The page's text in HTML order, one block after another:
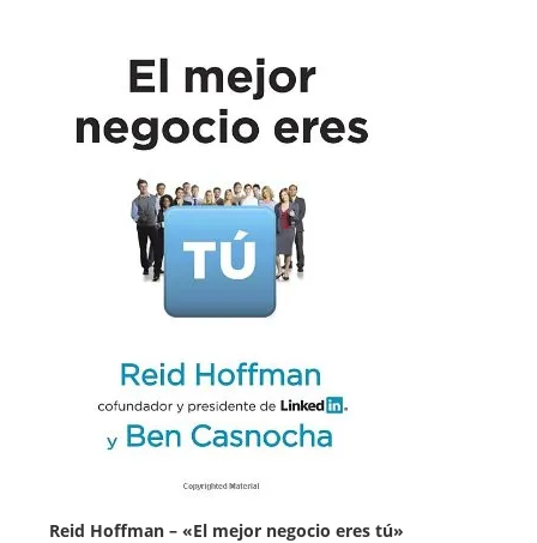
Reid Hoffman – «El mejor negocio eres tú»